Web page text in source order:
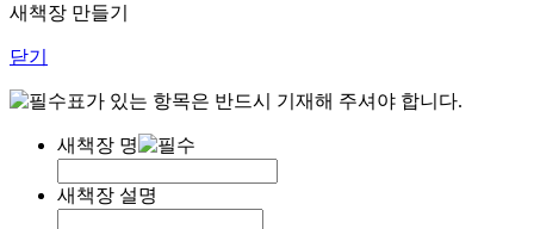
새책장 만들기
닫기
표가 있는 항목은 반드시 기재해 주셔야 합니다.
새책장 명
새책장 설명